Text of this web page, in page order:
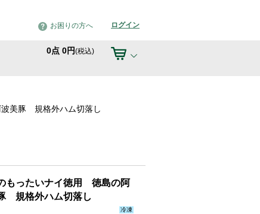
お困りの方へ ログイン
0点 0円(税込)
美豚 規格外ハム切落し
もったいナイ徳用 徳島の阿
規格外ハム切落し
冷凍